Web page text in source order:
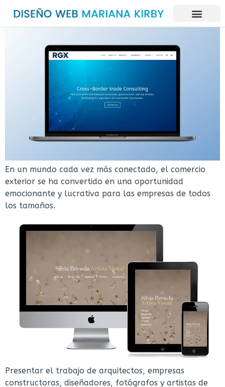
En un mundo cada vez más conectado, el comercio
exterior se ha convertido en una oportunidad
emocionante y lucrativa para las empresas de todos
los tamaños.
Presentar el trabajo de arquitectos, empresas
constructoras, diseñadores, fotógrafos y artistas de